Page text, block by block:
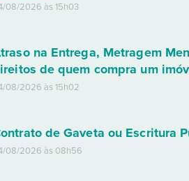
08/2026 às 15h03
na Entrega, Metragem
de quem compra um
08/2026 às 15h02
de Gaveta ou Escritura
08/2026 às 08h56